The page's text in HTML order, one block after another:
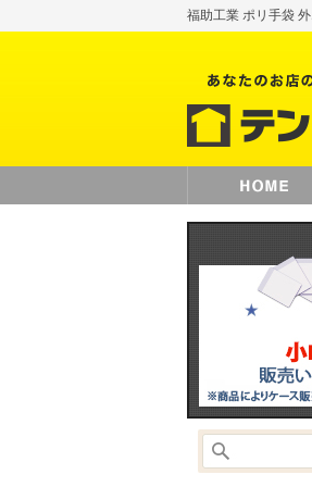
福助工業 ポリ手袋